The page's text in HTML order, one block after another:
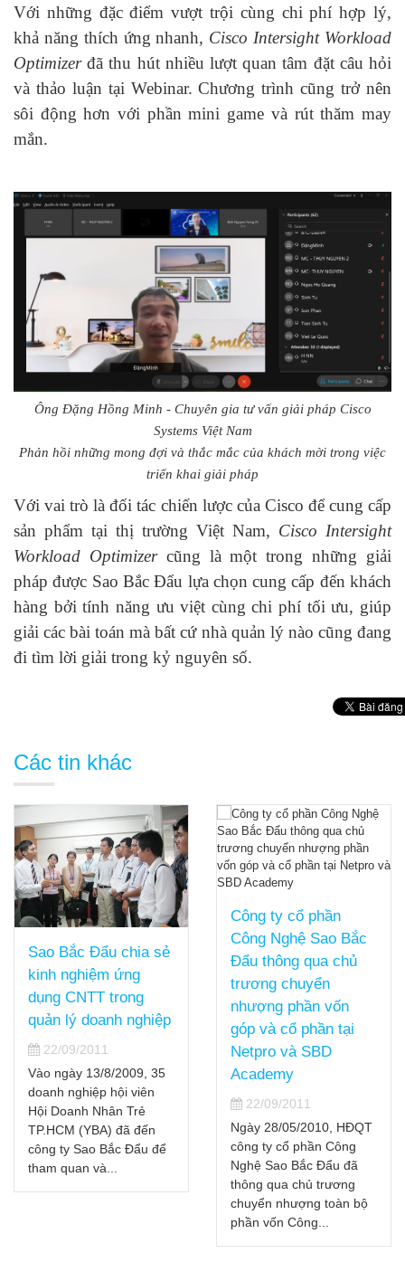
Với những đặc điểm vượt trội cùng chi phí hợp lý,
khả năng thích ứng nhanh, Cisco Intersight Workload
Optimizerđã thu hút nhiều lượt quan tâm đặt câu hỏi
và thảo luận tại Webinar. Chương trình cũng trở nên
sôi động hơn với phần mini game và rút thăm may
mắn.
Ông Đặng Hồng Minh - Chuyên gia tư vấn giải pháp Cisco
Systems Việt Nam
Phản hồi những mong đợi và thắc mắc của khách mời trong việc
triển khai giải pháp
Với vai trò là đối tác chiến lược của Cisco để cung cấp
sản phẩm tại thị trường Việt Nam, Cisco Intersight
Workload Optimizercũng là một trong những giải
pháp được Sao Bắc Đẩu lựa chọn cung cấp đến khách
hàng bởi tính năng ưu việt cùng chi phí tối ưu, giúp
giải các bài toán mà bất cứ nhà quản lý nào cũng đang
đi tìm lời giải trong kỷ nguyên số.
Các tin khác
Sao Bắc Đẩu chia sẻ
kinh nghiệm ứng
dụng CNTT trong
quản lý doanh nghiệp
22/09/2011
Vào ngày 13/8/2009, 35
doanh nghiệp hội viên
Hội Doanh Nhân Trẻ
TP.HCM (YBA) đã đến
công ty Sao Bắc Đẩu để
tham quan và...
Công ty cổ phần
Công Nghệ Sao Bắc
Đẩu thông qua chủ
trương chuyển
nhượng phần vốn
góp và cổ phần tại
Netpro và SBD
Academy
22/09/2011
Ngày 28/05/2010, HĐQT
công ty cổ phần Công
Nghệ Sao Bắc Đẩu đã
thông qua chủ trương
chuyển nhượng toàn bộ
phần vốn Công...